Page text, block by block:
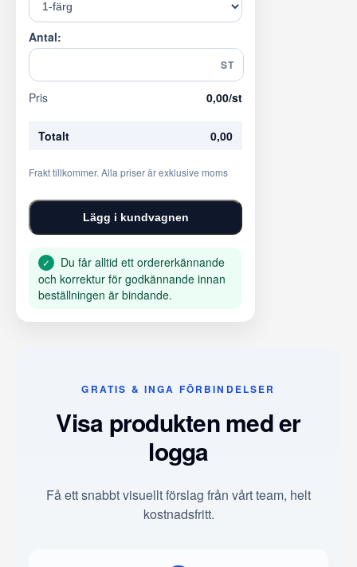
Antal:
ST
Pris 0,00/st
Totalt 0,00
Frakt tillkommer. Alla priser är exklusive moms
Lägg i kundvagnen
✓
Du får alltid ett ordererkännande
och korrektur för godkännande innan
beställningen är bindande.
GRATIS & INGA FÖRBINDELSER
Visa produkten med er
logga
Få ett snabbt visuellt förslag från vårt team, helt
kostnadsfritt.